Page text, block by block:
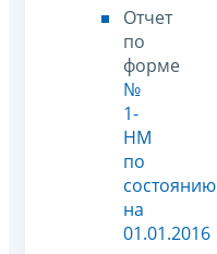
Отчет
по
форме
№
1-
НМ
по
состоянию
на
01.01.2016